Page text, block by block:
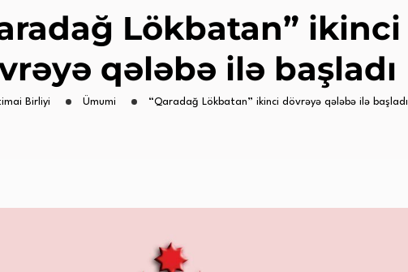
Lökbatan” ikinci
qələbə ilə başladı
Birliyi Ümumi “Qaradağ Lökbatan” ikinci dövrəyə qələbə ilə başladı